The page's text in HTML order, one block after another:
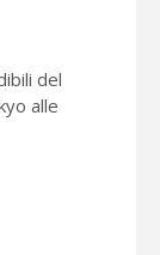
del
alle